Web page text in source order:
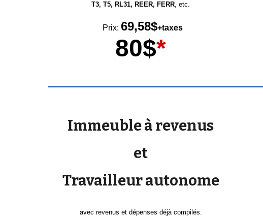
T3, T5, RL31, REER, FERR, etc.
Prix:69,58$+taxes
80$*
Immeuble à revenus
et
Travailleur autonome
avec revenus et dépenses déjà compilés.